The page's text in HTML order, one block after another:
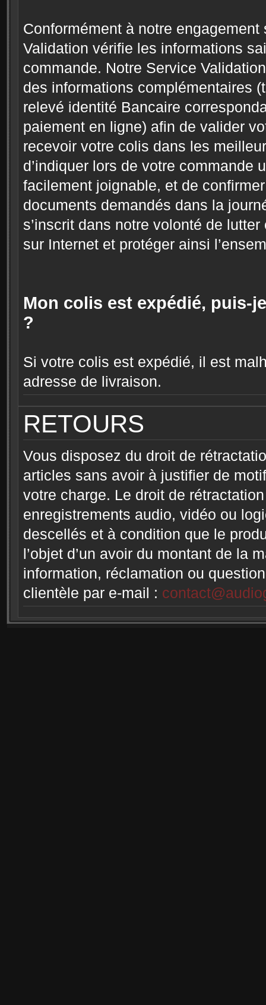
Conformément à notre
Validation vérifie les informations
commande. Notre Service
des informations complémentaires
relevé identité Bancaire
paiement en ligne) afin de valider
recevoir votre colis dans les
d’indiquer lors de votre commande
facilement joignable, et de
documents demandés dans la
s’inscrit dans notre volonté de
sur Internet et protéger ainsi
Mon colis est expédié, puis-
?
Si votre colis est expédié, il est
adresse de livraison.
RETOURS
Vous disposez du droit de
articles sans avoir à justifier de
votre charge. Le droit de
enregistrements audio, vidéo ou
descellés et à condition que le
l’objet d’un avoir du montant de la
information, réclamation ou
clientèle par e-mail :